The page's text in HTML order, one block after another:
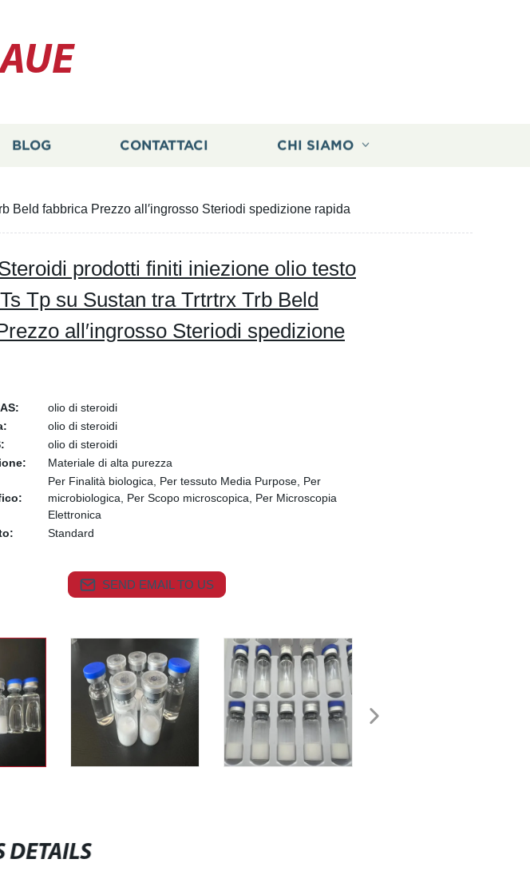
BLOG CONTATTACI CHI SIAMO
Beld fabbrica Prezzo all′ingrosso Steriodi spedizione rapida
prodotti finiti iniezione olio testo
Tp su Sustan tra Trtrtrx Trb Beld
all′ingrosso Steriodi spedizione
olio di steroidi
olio di steroidi
olio di steroidi
Materiale di alta purezza
Per Finalità biologica, Per tessuto Media Purpose, Per
microbiologica, Per Scopo microscopica, Per Microscopia
Elettronica
Standard
SEND EMAIL TO US
DETAILS